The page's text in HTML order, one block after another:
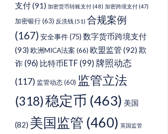
支付(91) 加密货币转账支付 (48) 加密跨境支付 (47)
加密银行(63) 反洗钱(51) 合规案例
(167) 安全事件(75) 数字货币跨境支付
(93)欧洲MICA法案 (66) 欧盟监管 (92)欺
诈 (96) 比特币ETF (99) 牌照动态
(117) 监管动态(60) 监管立法
(318)稳定币 (463) 美国
(82) 美国监管 (460) 英国监管